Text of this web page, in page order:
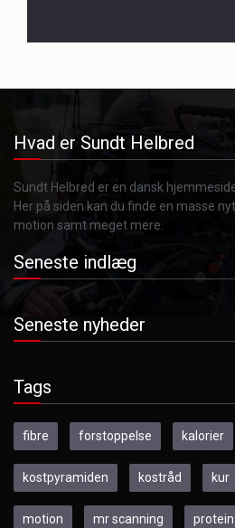
Hvad er Sundt Helbred
Sundt Helbred er en dansk
Her på siden kan du finde en masse
motion samt meget mere.
Seneste indlæg
Seneste nyheder
Tags
fibre forstoppelse kalorier
kostpyramiden kostråd kur
motion mr scanning protein